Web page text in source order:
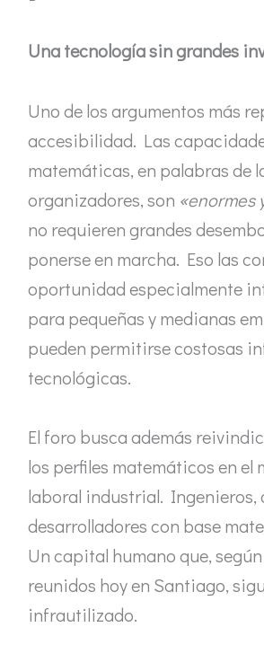
Una tecnología sin grandes
Uno de los argumentos más
accesibilidad. Las
matemáticas, en palabras de
organizadores, son «enormes
no requieren grandes
ponerse en marcha. Eso las
oportunidad especialmente
para pequeñas y medianas
pueden permitirse costosas
tecnológicas.
El foro busca además
los perfiles matemáticos en el
laboral industrial. Ingenieros,
desarrolladores con base
Un capital humano que,
reunidos hoy en Santiago,
infrautilizado.